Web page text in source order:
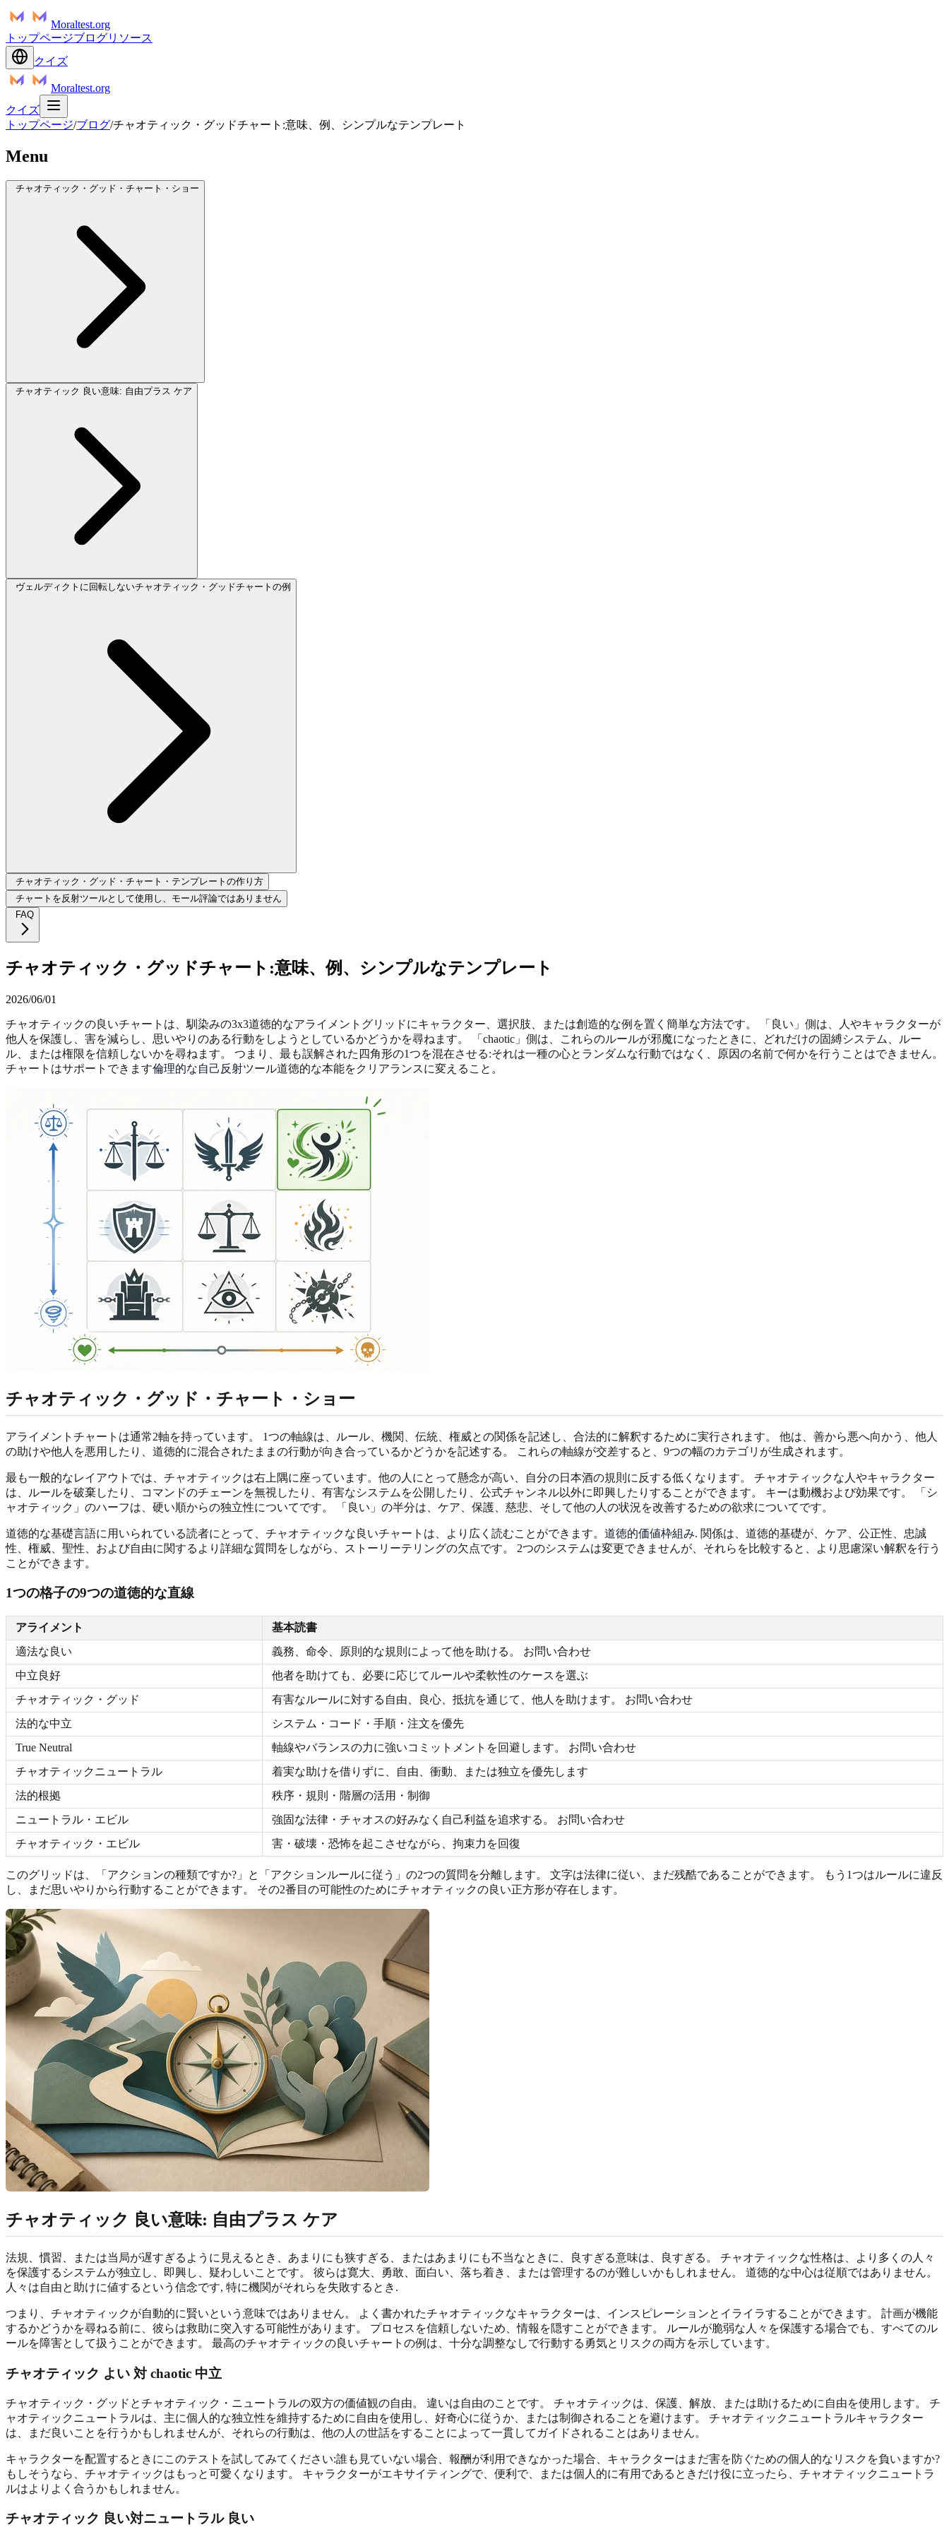
Moraltest.org
トップページブログリソース
クイズ
Moraltest.org
クイズ
トップページ/ブログ/チャオティック・グッドチャート:意味、例、シンプルなテンプレート
Menu
チャオティック・グッド・チャート・ショー
チャオティック 良い意味: 自由プラス ケア
ヴェルディクトに回転しないチャオティック・グッドチャートの例
チャオティック・グッド・チャート・テンプレートの作り方
チャートを反射ツールとして使用し、モール評論ではありません
FAQ
チャオティック・グッドチャート:意味、例、シンプルなテンプレート
2026/06/01
チャオティックの良いチャートは、馴染みの3x3道徳的なアライメントグリッドにキャラクター、選択肢、または創造的な例を置く簡単な方法です。 「良い」側は、人やキャラクターが
他人を保護し、害を減らし、思いやりのある行動をしようとしているかどうかを尋ねます。 「chaotic」側は、これらのルールが邪魔になったときに、どれだけの固縛システム、ルー
ル、または権限を信頼しないかを尋ねます。 つまり、最も誤解された四角形の1つを混在させる:それは一種の心とランダムな行動ではなく、原因の名前で何かを行うことはできません。
チャートはサポートできます倫理的な自己反射ツール道徳的な本能をクリアランスに変えること。
チャオティック・グッド・チャート・ショー
アライメントチャートは通常2軸を持っています。 1つの軸線は、ルール、機関、伝統、権威との関係を記述し、合法的に解釈するために実行されます。 他は、善から悪へ向かう、他人
の助けや他人を悪用したり、道徳的に混合されたままの行動が向き合っているかどうかを記述する。 これらの軸線が交差すると、9つの幅のカテゴリが生成されます。
最も一般的なレイアウトでは、チャオティックは右上隅に座っています。他の人にとって懸念が高い、自分の日本酒の規則に反する低くなります。 チャオティックな人やキャラクター
は、ルールを破棄したり、コマンドのチェーンを無視したり、有害なシステムを公開したり、公式チャンネル以外に即興したりすることができます。 キーは動機および効果です。 「シ
ャオティック」のハーフは、硬い順からの独立性についてです。 「良い」の半分は、ケア、保護、慈悲、そして他の人の状況を改善するための欲求についてです。
道徳的な基礎言語に用いられている読者にとって、チャオティックな良いチャートは、より広く読むことができます。 道徳的価値枠組み. 関係は、道徳的基礎が、ケア、公正性、忠誠
性、権威、聖性、および自由に関するより詳細な質問をしながら、ストーリーテリングの欠点です。 2つのシステムは変更できませんが、それらを比較すると、より思慮深い解釈を行う
ことができます。
1つの格子の9つの道徳的な直線
アライメント
基本読書
適法な良い
義務、命令、原則的な規則によって他を助ける。 お問い合わせ
中立良好
他者を助けても、必要に応じてルールや柔軟性のケースを選ぶ
チャオティック・グッド
有害なルールに対する自由、良心、抵抗を通じて、他人を助けます。 お問い合わせ
法的な中立
システム・コード・手順・注文を優先
True Neutral
軸線やバランスの力に強いコミットメントを回避します。 お問い合わせ
チャオティックニュートラル
着実な助けを借りずに、自由、衝動、または独立を優先します
法的根拠
秩序・規則・階層の活用・制御
ニュートラル・エビル
強固な法律・チャオスの好みなく自己利益を追求する。 お問い合わせ
チャオティック・エビル
害・破壊・恐怖を起こさせながら、拘束力を回復
このグリッドは、「アクションの種類ですか?」と「アクションルールに従う」の2つの質問を分離します。 文字は法律に従い、まだ残酷であることができます。 もう1つはルールに違反
し、まだ思いやりから行動することができます。 その2番目の可能性のためにチャオティックの良い正方形が存在します。
チャオティック 良い意味: 自由プラス ケア
法規、慣習、または当局が遅すぎるように見えるとき、あまりにも狭すぎる、またはあまりにも不当なときに、良すぎる意味は、良すぎる。 チャオティックな性格は、より多くの人々
を保護するシステムが独立し、即興し、疑わしいことです。 彼らは寛大、勇敢、面白い、落ち着き、または管理するのが難しいかもしれません。 道徳的な中心は従順ではありません。
人々は自由と助けに値するという信念です, 特に機関がそれらを失敗するとき.
つまり、チャオティックが自動的に賢いという意味ではありません。 よく書かれたチャオティックなキャラクターは、インスピレーションとイライラすることができます。 計画が機能
するかどうかを尋ねる前に、彼らは救助に突入する可能性があります。 プロセスを信頼しないため、情報を隠すことができます。 ルールが脆弱な人々を保護する場合でも、すべてのル
ールを障害として扱うことができます。 最高のチャオティックの良いチャートの例は、十分な調整なしで行動する勇気とリスクの両方を示しています。
チャオティック よい 対 chaotic 中立
チャオティック・グッドとチャオティック・ニュートラルの双方の価値観の自由。 違いは自由のことです。 チャオティックは、保護、解放、または助けるために自由を使用します。 チ
ャオティックニュートラルは、主に個人的な独立性を維持するために自由を使用し、好奇心に従うか、または制御されることを避けます。 チャオティックニュートラルキャラクター
は、まだ良いことを行うかもしれませんが、それらの行動は、他の人の世話をすることによって一貫してガイドされることはありません。
キャラクターを配置するときにこのテストを試してみてください:誰も見ていない場合、報酬が利用できなかった場合、キャラクターはまだ害を防ぐための個人的なリスクを負いますか?
もしそうなら、チャオティックはもっと可愛くなります。 キャラクターがエキサイティングで、便利で、または個人的に有用であるときだけ役に立ったら、チャオティックニュートラ
ルはよりよく合うかもしれません。
チャオティック 良い対ニュートラル 良い